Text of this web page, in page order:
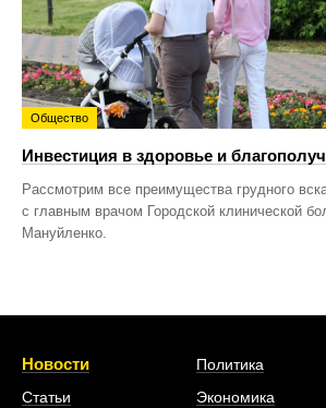
Общество
Инвестиция в здоровье и
Рассмотрим все преимущества грудного
с главным врачом Городской клинической
Мануйленко.
Новости
Статьи
Политика
Экономика